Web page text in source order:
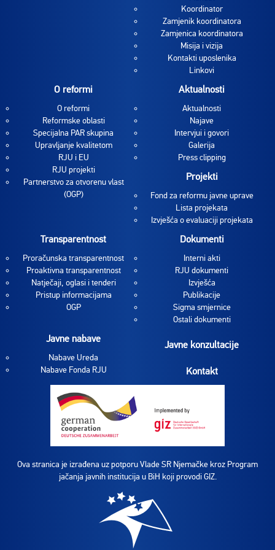
Koordinator
Zamjenik koordinatora
Zamjenica koordinatora
Misija i vizija
Kontakti uposlenika
Linkovi
O reformi
O reformi
Reformske oblasti
Specijalna PAR skupina
Upravljanje kvalitetom
RJU i EU
RJU projekti
Partnerstvo za otvorenu vlast
(OGP)
Aktualnosti
Aktualnosti
Najave
Intervjui i govori
Galerija
Press clipping
Projekti
Fond za reformu javne uprave
Lista projekata
Izvješća o evaluaciji projekata
Transparentnost
Proračunska transparentnost
Proaktivna transparentnost
Natječaji, oglasi i tenderi
Pristup informacijama
OGP
Dokumenti
Interni akti
RJU dokumenti
Izvješća
Publikacije
Sigma smjernice
Ostali dokumenti
Javne nabave
Nabave Ureda
Nabave Fonda RJU
Javne konzultacije
Kontakt
Ova stranica je izrađena uz potporu Vlade SR Njemačke kroz Program
jačanja javnih institucija u BiH koji provodi GIZ.